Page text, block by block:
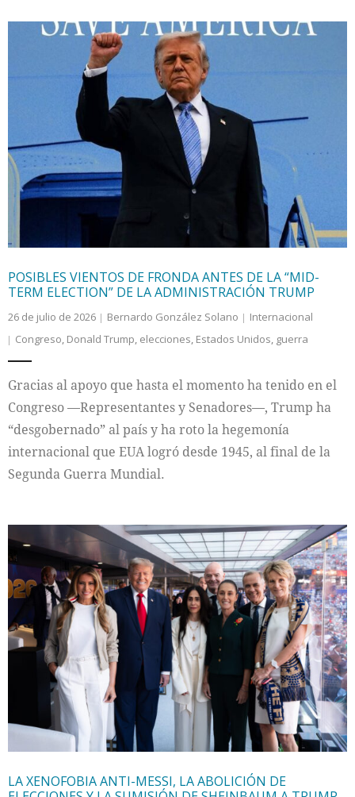
POSIBLES VIENTOS DE FRONDA ANTES DE LA “MID-
TERM ELECTION” DE LA ADMINISTRACIÓN TRUMP
26 de julio de 2026 Bernardo González Solano
Internacional
Congreso, Donald Trump, elecciones, Estados Unidos, guerra
Gracias al apoyo que hasta el momento ha tenido en el
Congreso —Representantes y Senadores—, Trump ha
“desgobernado” al país y ha roto la hegemonía
internacional que EUA logró desde 1945, al final de la
Segunda Guerra Mundial.
LA XENOFOBIA ANTI-MESSI, LA ABOLICIÓN DE